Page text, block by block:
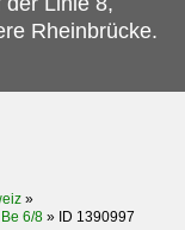
Rheinbrücke.
»
6/8 » ID 1390997